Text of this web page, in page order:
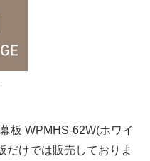
板 WPMHS-62W(ホワイ
だけでは販売しておりま